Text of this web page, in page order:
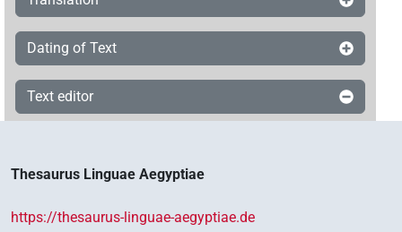
Dating of Text
Text editor
Thesaurus Linguae Aegyptiae
https://thesaurus-linguae-aegyptiae.de